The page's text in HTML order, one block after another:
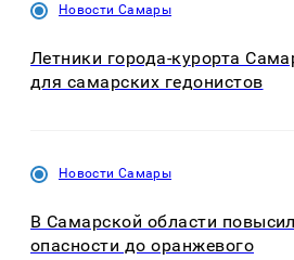
Новости Самары
Летники города-курорта
для самарских гедонистов
Новости Самары
В Самарской области
опасности до оранжевого